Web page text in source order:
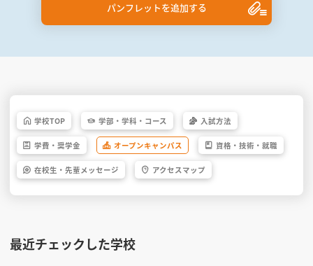
パンフレットを追加する
学校TOP 学部・ 学科・ コース 入試方法
学費・ 奨学金 オープンキャンパス 資格・ 技術・ 就職
在校生・ 先輩メッセージ アクセスマップ
最近チェックした学校